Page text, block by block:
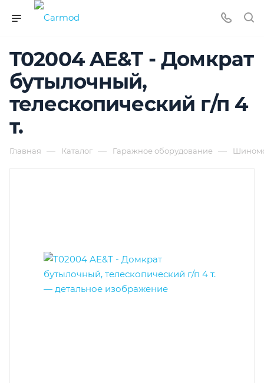
T02004 AE&T - Домкрат
бутылочный,
телескопический г/п 4
т.
Главная — Каталог — Гаражное оборудование —